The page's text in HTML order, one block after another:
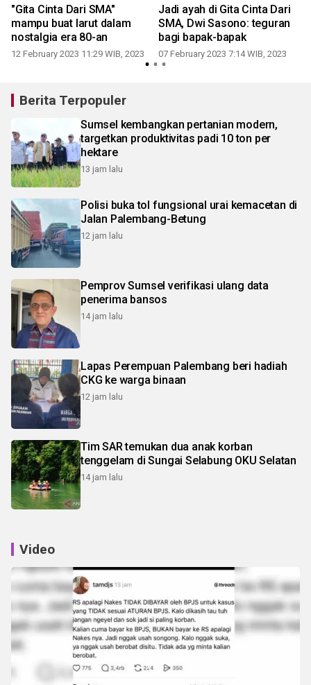
"Gita Cinta Dari SMA"
mampu buat larut dalam
nostalgia era 80-an
12 February 2023 11:29 WIB, 2023
Jadi ayah di Gita Cinta Dari
SMA, Dwi Sasono: teguran
bagi bapak-bapak
07 February 2023 7:14 WIB, 2023
Berita Terpopuler
Sumsel kembangkan pertanian modern,
targetkan produktivitas padi 10 ton per
hektare
13 jam lalu
Polisi buka tol fungsional urai kemacetan di
Jalan Palembang-Betung
12 jam lalu
Pemprov Sumsel verifikasi ulang data
penerima bansos
14 jam lalu
Lapas Perempuan Palembang beri hadiah
CKG ke warga binaan
12 jam lalu
Tim SAR temukan dua anak korban
tenggelam di Sungai Selabung OKU Selatan
14 jam lalu
Video